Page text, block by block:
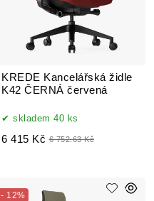
KREDE Kancelářská židle
K42 ČERNÁ červená
skladem 40 ks
6 415 Kč 6 752.63 Kč
- 12%